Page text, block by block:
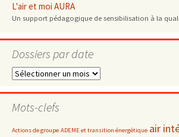
L'air et moi AURA
Un support pédagogique de sensibilisation à la
Dossiers par date
Dossiers
date
Mots-clefs
Actions de groupe ADEME et transition énergétique air